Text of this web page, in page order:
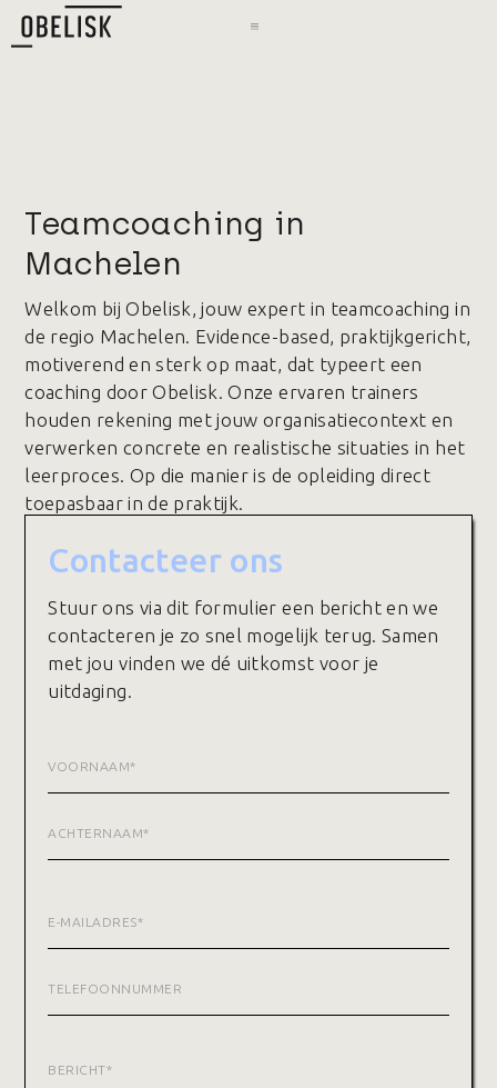
Teamcoaching in
Machelen
Welkom bij Obelisk, jouw expert in teamcoaching in
de regio Machelen. Evidence-based, praktijkgericht,
motiverend en sterk op maat, dat typeert een
coaching door Obelisk. Onze ervaren trainers
houden rekening met jouw organisatiecontext en
verwerken concrete en realistische situaties in het
leerproces. Op die manier is de opleiding direct
toepasbaar in de praktijk.
Contacteer ons
Stuur ons via dit formulier een bericht en we
contacteren je zo snel mogelijk terug. Samen
met jou vinden we dé uitkomst voor je
uitdaging.